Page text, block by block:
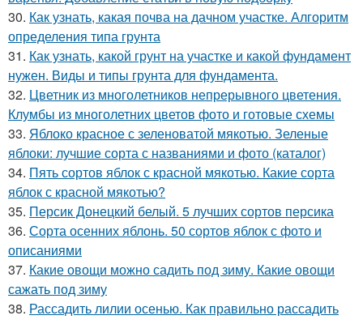
30. Как узнать, какая почва на дачном участке. Алгоритм
определения типа грунта
31. Как узнать, какой грунт на участке и какой фундамент
нужен. Виды и типы грунта для фундамента.
32. Цветник из многолетников непрерывного цветения.
Клумбы из многолетних цветов фото и готовые схемы
33. Яблоко красное с зеленоватой мякотью. Зеленые
яблоки: лучшие сорта с названиями и фото (каталог)
34. Пять сортов яблок с красной мякотью. Какие сорта
яблок с красной мякотью?
35. Персик Донецкий белый. 5 лучших сортов персика
36. Сорта осенних яблонь. 50 сортов яблок с фото и
описаниями
37. Какие овощи можно садить под зиму. Какие овощи
сажать под зиму
38. Рассадить лилии осенью. Как правильно рассадить